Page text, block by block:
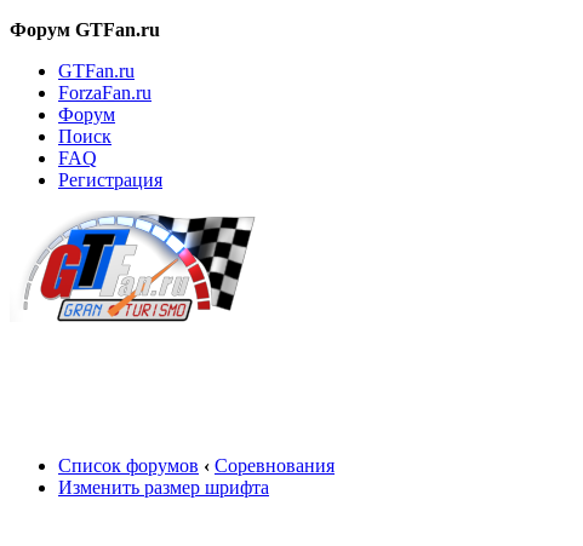
Форум GTFan.ru
GTFan.ru
ForzaFan.ru
Форум
Поиск
FAQ
Регистрация
Список форумов ‹ Соревнования
Изменить размер шрифта